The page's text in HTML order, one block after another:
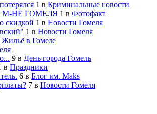
1 в Криминальные новости
НЕ ГОМЕЛЯ 1 в Фотофакт
скидкой 1 в Новости Гомеля
1 в Новости Гомеля
Жильё в Гомеле
9 в День города Гомель
в Праздники
6 в Блог им. Maks
7 в Новости Гомеля